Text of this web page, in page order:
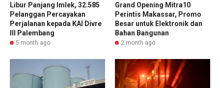
Libur Panjang Imlek, 32.585
Pelanggan Percayakan
Perjalanan kepada KAI Divre
III Palembang
5 month ago
Grand Opening Mitra10
Perintis Makassar, Promo
Besar untuk Elektronik dan
Bahan Bangunan
2 month ago